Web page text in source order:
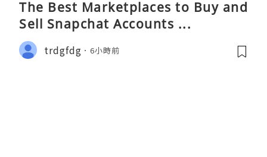
The Best Marketplaces to Buy and
Sell Snapchat Accounts ...
trdgfdg 6小時前